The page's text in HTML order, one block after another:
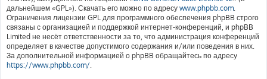
дальнейшем «GPL»). Скачать его можно по адресу www.phpbb.com.
Ограничения лицензии GPL для программного обеспечения phpBB строго
связаны с организацией и поддержкой интернет-конференций, и phpBB
Limited не несёт ответственности за то, что администрация конференций
определяет в качестве допустимого содержания и/или поведения в них.
За дополнительной информацией о phpBB обращайтесь по адресу
https://www.phpbb.com/.